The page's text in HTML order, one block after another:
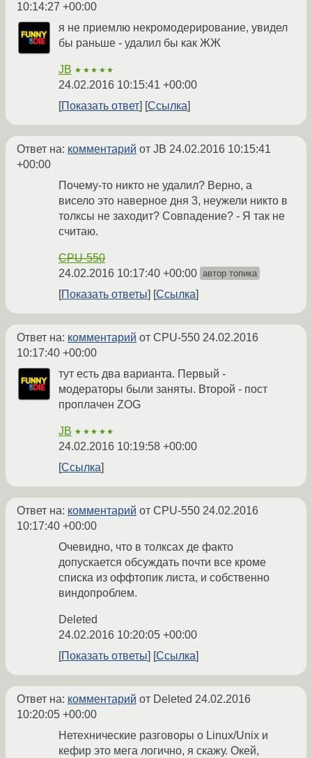
10:14:27 +00:00
я не приемлю некромодерирование, увидел
бы раньше - удалил бы как ЖЖ
JB ★★★★★
24.02.2016 10:15:41 +00:00
Показать ответ
Ссылка
Ответ на: комментарий от JB 24.02.2016 10:15:41
+00:00
Почему-то никто не удалил? Верно, а
висело это наверное дня 3, неужели никто в
толксы не заходит? Совпадение? - Я так не
считаю.
CPU-550
24.02.2016 10:17:40 +00:00 автор топика
Показать ответы Ссылка
Ответ на: комментарий от CPU-550 24.02.2016
10:17:40 +00:00
тут есть два варианта. Первый -
модераторы были заняты. Второй - пост
проплачен ZOG
JB ★★★★★
24.02.2016 10:19:58 +00:00
Ссылка
Ответ на: комментарий от CPU-550 24.02.2016
10:17:40 +00:00
Очевидно, что в толксах де факто
допускается обсуждать почти все кроме
списка из оффтопик листа, и собственно
виндопроблем.
Deleted
24.02.2016 10:20:05 +00:00
Показать ответы
Ссылка
Ответ на: комментарий от Deleted 24.02.2016
10:20:05 +00:00
Нетехнические разговоры о Linux/Unix и
кефир это мега логично, я скажу. Окей,